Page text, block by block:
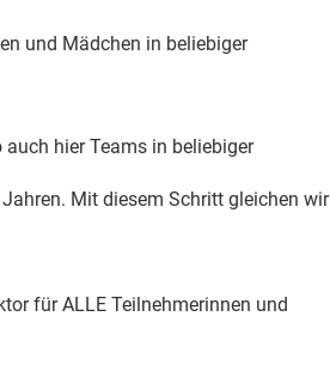
und Mädchen in beliebiger
hier Teams in beliebiger
Mit diesem Schritt gleichen wir
für ALLE Teilnehmerinnen und